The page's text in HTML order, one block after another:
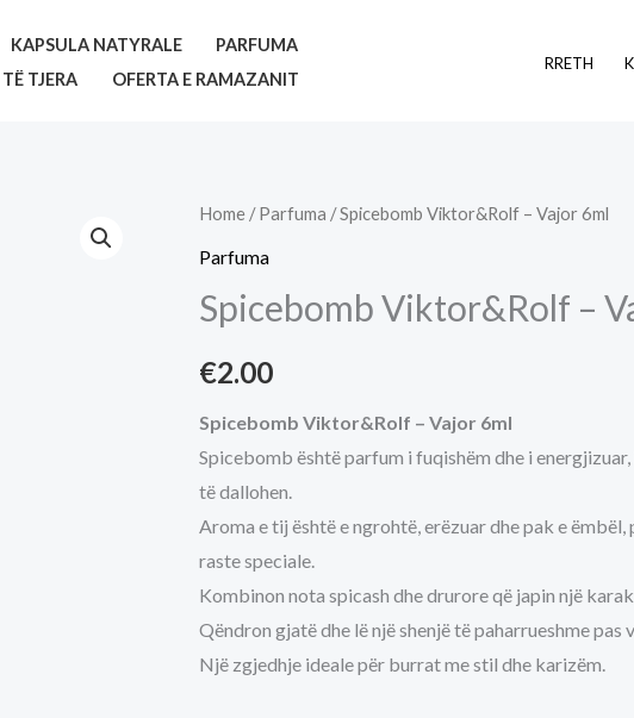
KAPSULA NATYRALE
PARFUMA
TË TJERA OFERTA E RAMAZANIT
RRETH
Home /Parfuma / Spicebomb Viktor&Rolf – Vajor 6ml
Parfuma
Spicebomb Viktor&Rolf –
€2.00
Spicebomb Viktor&Rolf – Vajor 6ml
Spicebomb është parfum i fuqishëm dhe i
të dallohen.
Aroma e tij është e ngrohtë, erëzuar dhe pak e
raste speciale.
Kombinon nota spicash dhe drurore që japin një
Qëndron gjatë dhe lë një shenjë të paharrueshme pas
Një zgjedhje ideale për burrat me stil dhe karizëm.